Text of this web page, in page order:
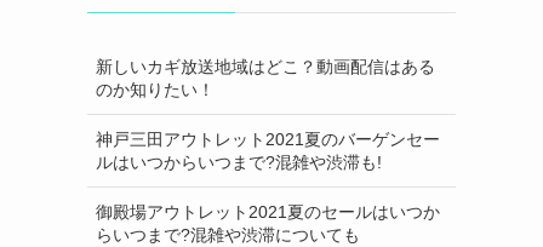
新しいカギ放送地域はどこ？動画配信はある
のか知りたい！
神戸三田アウトレット2021夏のバーゲンセー
ルはいつからいつまで?混雑や渋滞も!
御殿場アウトレット2021夏のセールはいつか
らいつまで?混雑や渋滞についても